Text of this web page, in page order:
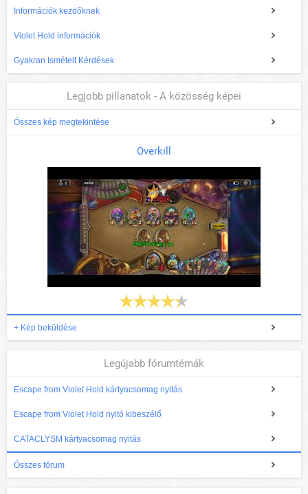
Információk kezdőknek
Violet Hold információk
Gyakran Ismételt Kérdések
Legjobb pillanatok - A közösség képei
Összes kép megtekintése
Overkill
+ Kép beküldése
Legújabb fórumtémák
Escape from Violet Hold kártyacsomag nyitás
Escape from Violet Hold nyitó kibeszélő
CATACLYSM kártyacsomag nyitás
Összes fórum